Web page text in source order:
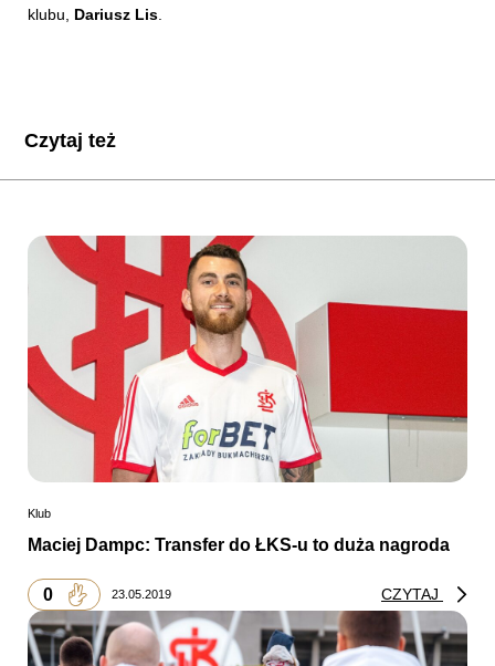
klubu, Dariusz Lis.
Czytaj też
Klub
Maciej Dampc: Transfer do ŁKS-u to duża nagroda
0 23.05.2019 CZYTAJ